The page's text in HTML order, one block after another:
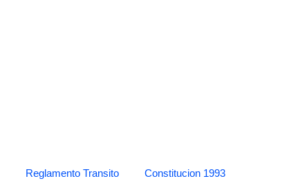
Reglamento Transito Constitucion 1993